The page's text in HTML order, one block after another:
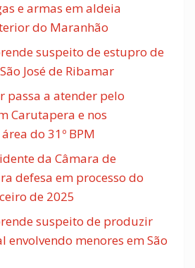
e armas em aldeia
do Maranhão
suspeito de estupro de
José de Ribamar
passa a atender pelo
Carutapera e nos
do 31º BPM
da Câmara de
defesa em processo do
de 2025
suspeito de produzir
envolvendo menores em São